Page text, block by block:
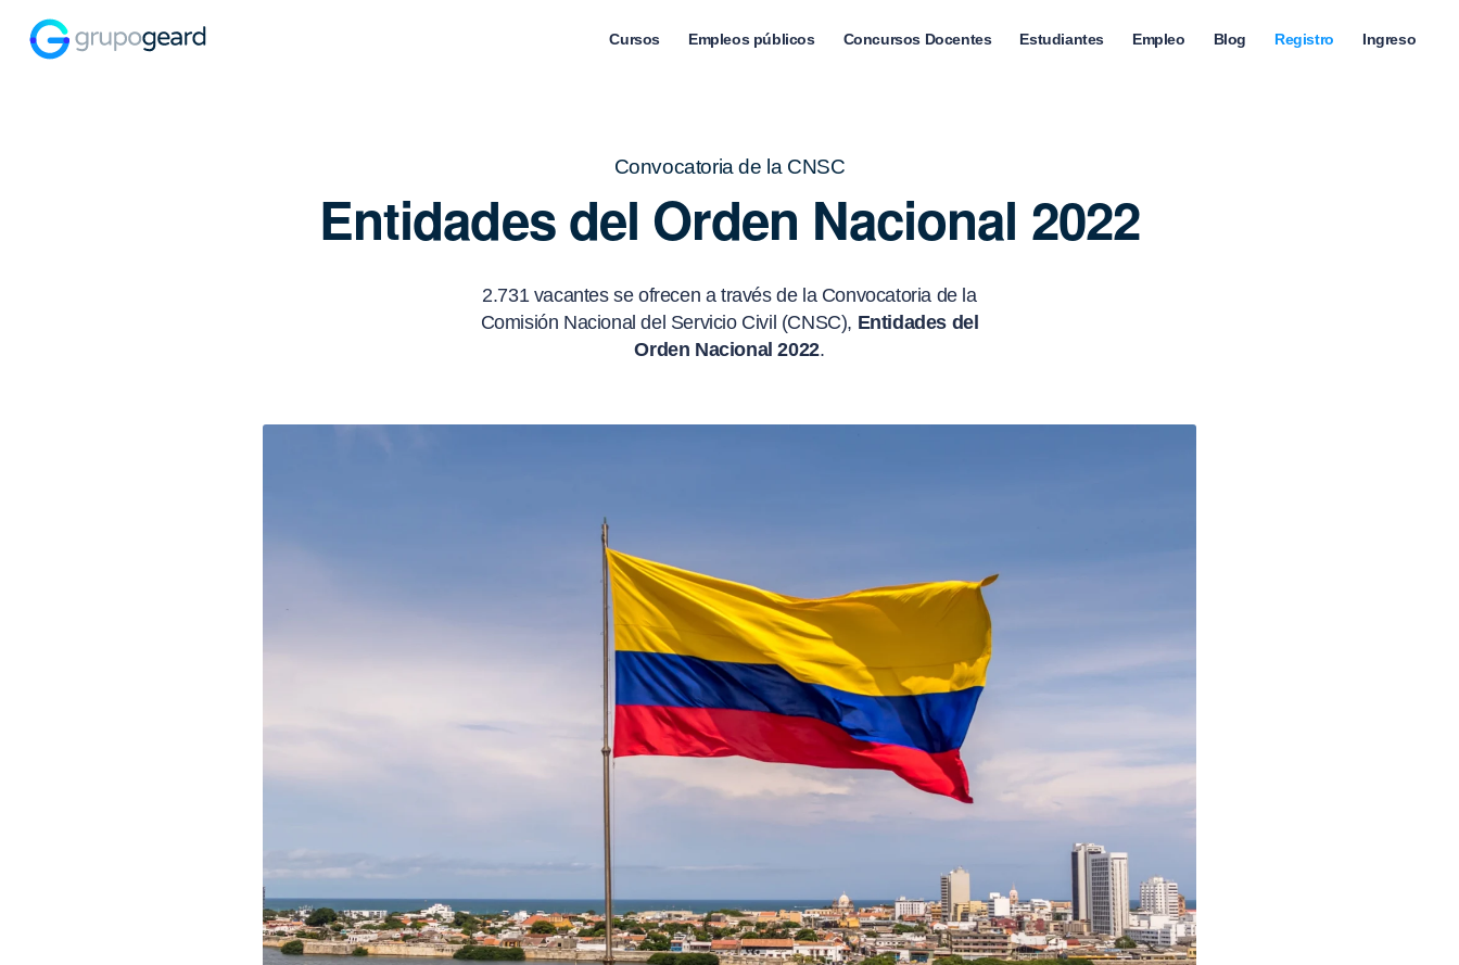
Cursos Empleos públicos Concursos Docentes Estudiantes Empleo Blog Registro Ingreso
Convocatoria de la CNSC
Entidades del Orden Nacional 2022
2.731 vacantes se ofrecen a través de la Convocatoria de la
Comisión Nacional del Servicio Civil (CNSC), Entidades del
Orden Nacional 2022.